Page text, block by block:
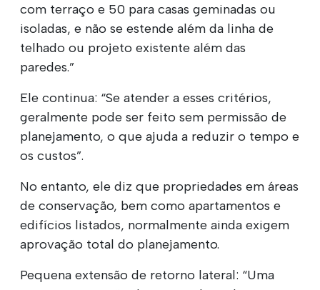
com terraço e 50 para casas geminadas ou
isoladas, e não se estende além da linha de
telhado ou projeto existente além das
paredes.”
Ele continua: “Se atender a esses critérios,
geralmente pode ser feito sem permissão de
planejamento, o que ajuda a reduzir o tempo e
os custos”.
No entanto, ele diz que propriedades em áreas
de conservação, bem como apartamentos e
edifícios listados, normalmente ainda exigem
aprovação total do planejamento.
Pequena extensão de retorno lateral: “Uma